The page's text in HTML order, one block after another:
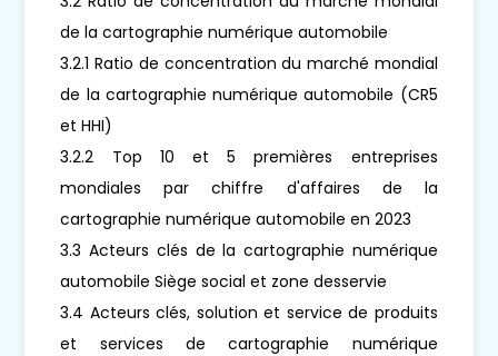
de la cartographie numérique automobile
3.2.1 Ratio de concentration du marché mondial
de la cartographie numérique automobile (CR5
et HHI)
3.2.2 Top 10 et 5 premières entreprises
mondiales par chiffre d'affaires de la
cartographie numérique automobile en 2023
3.3 Acteurs clés de la cartographie numérique
automobile Siège social et zone desservie
3.4 Acteurs clés, solution et service de produits
et services de cartographie numérique